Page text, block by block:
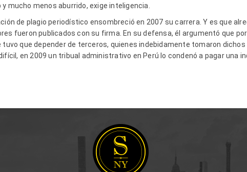
mucho menos aburrido, exige inteligencia.
de plagio periodístico ensombreció en 2007 su carrera. Y es que
fueron publicados con su firma. En su defensa, él argumentó que
que depender de terceros, quienes indebidamente tomaron
en 2009 un tribual administrativo en Perú lo condenó a pagar una